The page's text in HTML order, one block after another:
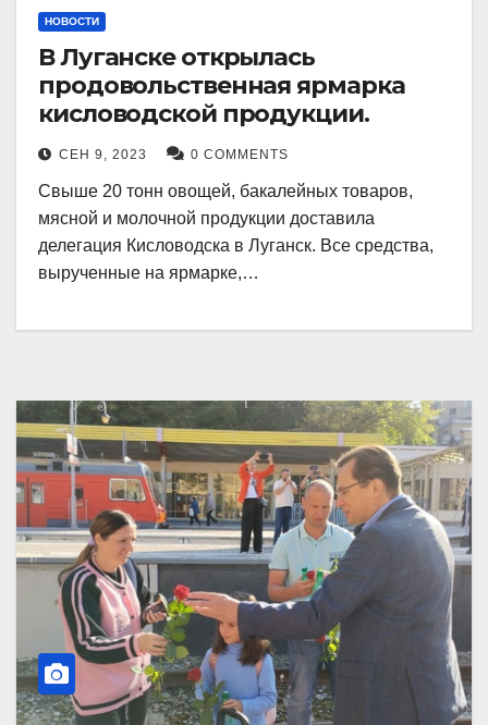
НОВОСТИ
В Луганске открылась
продовольственная ярмарка
кисловодской продукции.
СЕН 9, 2023 0 COMMENTS
Свыше 20 тонн овощей, бакалейных товаров,
мясной и молочной продукции доставила
делегация Кисловодска в Луганск. Все средства,
вырученные на ярмарке,…